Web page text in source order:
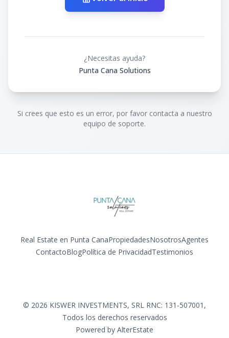
¿Necesitas ayuda?
Punta Cana Solutions
Si crees que esto es un error, por favor contacta a nuestro
equipo de soporte.
Real Estate en Punta CanaPropiedadesNosotrosAgentes
ContactoBlogPolítica de PrivacidadTestimonios
© 2026 KISWER INVESTMENTS, SRL RNC: 131-507001 ,
Todos los derechos reservados
Powered by AlterEstate